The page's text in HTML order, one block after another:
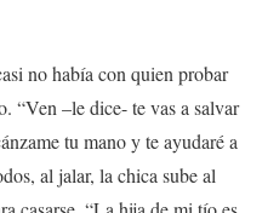
no había con quien probar
“Ven –le dice- te vas a salvar
tu mano y te ayudaré a
al jalar, la chica sube al